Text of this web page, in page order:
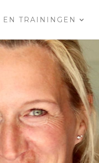
EN TRAININGEN